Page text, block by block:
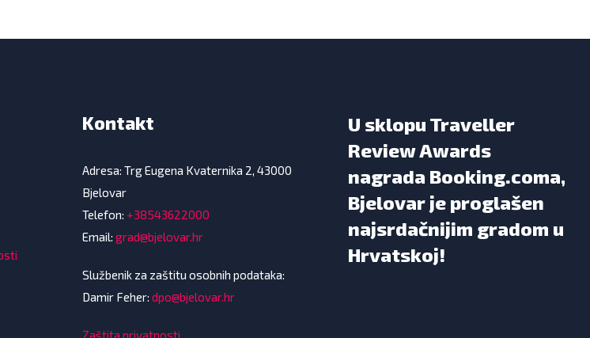
Kontakt
Adresa: Trg Eugena Kvaternika 2, 43000
Bjelovar
Telefon: +38543622000
Email: grad@bjelovar.hr
Službenik za zaštitu osobnih podataka:
Damir Feher: dpo@bjelovar.hr
U sklopu Traveller
Review Awards
nagrada Booking.coma,
Bjelovar je proglašen
najsrdačnijim gradom u
Hrvatskoj!